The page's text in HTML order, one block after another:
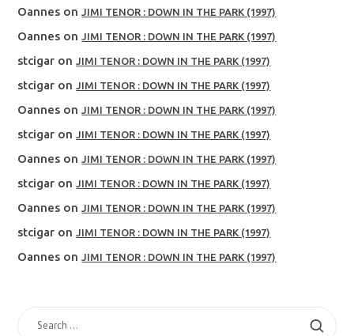
Oannes on JIMI TENOR : DOWN IN THE PARK (1997)
Oannes on JIMI TENOR : DOWN IN THE PARK (1997)
stcigar on JIMI TENOR : DOWN IN THE PARK (1997)
stcigar on JIMI TENOR : DOWN IN THE PARK (1997)
Oannes on JIMI TENOR : DOWN IN THE PARK (1997)
stcigar on JIMI TENOR : DOWN IN THE PARK (1997)
Oannes on JIMI TENOR : DOWN IN THE PARK (1997)
stcigar on JIMI TENOR : DOWN IN THE PARK (1997)
Oannes on JIMI TENOR : DOWN IN THE PARK (1997)
stcigar on JIMI TENOR : DOWN IN THE PARK (1997)
Oannes on JIMI TENOR : DOWN IN THE PARK (1997)
SEARCH
FOR: